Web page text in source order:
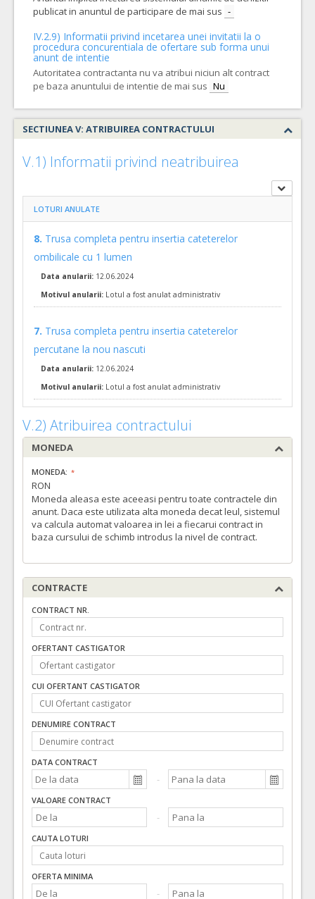
4. Circuite pentru nou nascuti, compatibile cu aparatul Neo Puff
COD CPV:
33157000-5 Oxigenoterapie si asistenta respiratorie (Rev.2)
VALOAREA ESTIMATA FARA
TVA:
12. Canula nazala RAM (LOT-0012)
COD CPV:
VALOAREA ESTIMATA FARA
TVA:
9.500,00 - 475.000,00 Leu
ATRIBUIT
2. Circuit pacient neonatal, pentru ventilator Leoni Plus HFO
33157000-5 Oxigenoterapie si asistenta respiratorie (Rev.2)
TVA:
2.975,00 - 178.500,00 Leu
COD CPV:
33157000-5 Oxigenoterapie si asistenta respiratorie (Rev.2)
VALOAREA ESTIMATA FARA
700,00 - 35.000,00 Leu
9. Costum preventie hipotermie la nou-nascut
Cant min si max a acordului cadru, este specificata in caietul de sarcini, al prezentei documentatii.
COD CPV: 33140000-3 Consumabile medicale (Rev.2)
VALOAREA ESTIMATA FARA
ATRIBUIT
11. Insert pentru senzor de flux neonatal, PSU, sterilizabil
COD CPV:
33171000-9 Instrumente pentru anestezie si pentru reanimare
VALOAREA ESTIMATA FARA
TVA:
1.940,00 - 97.000,00 Leu
ATRIBUIT
publicat in anuntul de participare de mai sus -
IV.2.9) Informatii privind incetarea unei invitatii la o
procedura concurentiala de ofertare sub forma unui
anunt de intentie
Autoritatea contractanta nu va atribui niciun alt contract
pe baza anuntului de intentie de mai sus Nu
SECTIUNEA V: ATRIBUIREA CONTRACTULUI
V.1) Informatii privind neatribuirea
LOTURI ANULATE
8. Trusa completa pentru insertia cateterelor
ombilicale cu 1 lumen
Data anularii: 12.06.2024
Motivul anularii: Lotul a fost anulat administrativ
7. Trusa completa pentru insertia cateterelor
percutane la nou nascuti
Data anularii: 12.06.2024
Motivul anularii: Lotul a fost anulat administrativ
V.2) Atribuirea contractului
MONEDA
MONEDA:
RON
Moneda aleasa este aceeasi pentru toate contractele din
anunt. Daca este utilizata alta moneda decat leul, sistemul
va calcula automat valoarea in lei a fiecarui contract in
baza cursului de schimb introdus la nivel de contract.
CONTRACTE
CONTRACT NR.
OFERTANT CASTIGATOR
CUI OFERTANT CASTIGATOR
DENUMIRE CONTRACT
DATA CONTRACT
VALOARE CONTRACT
CAUTA LOTURI
OFERTA MINIMA